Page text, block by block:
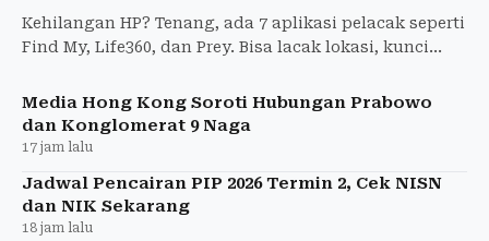
Kehilangan HP? Tenang, ada 7 aplikasi pelacak seperti
Find My, Life360, dan Prey. Bisa lacak lokasi, kunci
Media Hong Kong Soroti Hubungan Prabowo
dan Konglomerat 9 Naga
17 jam lalu
Jadwal Pencairan PIP 2026 Termin 2, Cek NISN
dan NIK Sekarang
18 jam lalu